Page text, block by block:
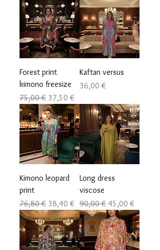
Forest print
kimono freesize
Precio
75,00 € Precio de oferta
37,50 €
Kaftan versus
Precio
36,00 €
Kimono leopard
print
Precio
76,80 € Precio de oferta
38,40 €
Long dress
viscose
Precio
90,00 € Precio de oferta
45,00 €